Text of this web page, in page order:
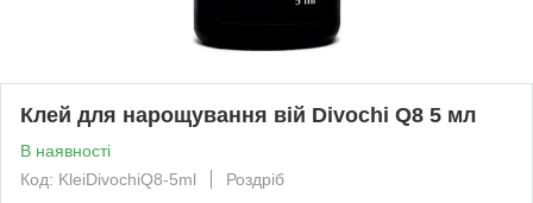
Клей для нарощування вій Divochi Q8 5 мл
В наявності
Код: KleiDivochiQ8-5ml
Роздріб